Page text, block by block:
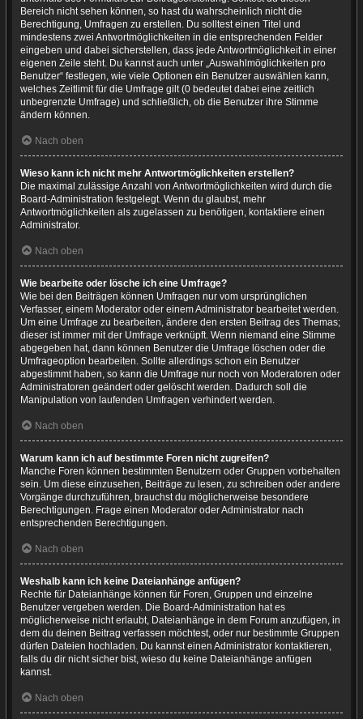
Bereich nicht sehen können, so hast du wahrscheinlich nicht die
Berechtigung, Umfragen zu erstellen. Du solltest einen Titel und
mindestens zwei Antwortmöglichkeiten in die entsprechenden Felder
eingeben und dabei sicherstellen, dass jede Antwortmöglichkeit in einer
eigenen Zeile steht. Du kannst auch unter „Auswahlmöglichkeiten pro
Benutzer“ festlegen, wie viele Optionen ein Benutzer auswählen kann,
welches Zeitlimit für die Umfrage gilt (0 bedeutet dabei eine zeitlich
unbegrenzte Umfrage) und schließlich, ob die Benutzer ihre Stimme
ändern können.
Nach oben
Wieso kann ich nicht mehr Antwortmöglichkeiten erstellen?
Die maximal zulässige Anzahl von Antwortmöglichkeiten wird durch die
Board-Administration festgelegt. Wenn du glaubst, mehr
Antwortmöglichkeiten als zugelassen zu benötigen, kontaktiere einen
Administrator.
Nach oben
Wie bearbeite oder lösche ich eine Umfrage?
Wie bei den Beiträgen können Umfragen nur vom ursprünglichen
Verfasser, einem Moderator oder einem Administrator bearbeitet werden.
Um eine Umfrage zu bearbeiten, ändere den ersten Beitrag des Themas;
dieser ist immer mit der Umfrage verknüpft. Wenn niemand eine Stimme
abgegeben hat, dann können Benutzer die Umfrage löschen oder die
Umfrageoption bearbeiten. Sollte allerdings schon ein Benutzer
abgestimmt haben, so kann die Umfrage nur noch von Moderatoren oder
Administratoren geändert oder gelöscht werden. Dadurch soll die
Manipulation von laufenden Umfragen verhindert werden.
Nach oben
Warum kann ich auf bestimmte Foren nicht zugreifen?
Manche Foren können bestimmten Benutzern oder Gruppen vorbehalten
sein. Um diese einzusehen, Beiträge zu lesen, zu schreiben oder andere
Vorgänge durchzuführen, brauchst du möglicherweise besondere
Berechtigungen. Frage einen Moderator oder Administrator nach
entsprechenden Berechtigungen.
Nach oben
Weshalb kann ich keine Dateianhänge anfügen?
Rechte für Dateianhänge können für Foren, Gruppen und einzelne
Benutzer vergeben werden. Die Board-Administration hat es
möglicherweise nicht erlaubt, Dateianhänge in dem Forum anzufügen, in
dem du deinen Beitrag verfassen möchtest, oder nur bestimmte Gruppen
dürfen Dateien hochladen. Du kannst einen Administrator kontaktieren,
falls du dir nicht sicher bist, wieso du keine Dateianhänge anfügen
kannst.
Nach oben